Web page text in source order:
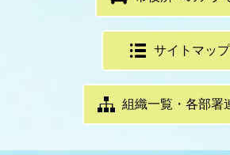
サイトマップ
組織一覧・各部署